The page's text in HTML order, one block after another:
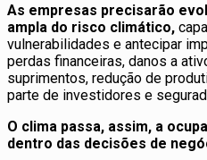
As empresas precisarão
ampla do risco climático,
vulnerabilidades e antecipar
perdas financeiras, danos a
suprimentos, redução de
parte de investidores e
O clima passa, assim, a
dentro das decisões de